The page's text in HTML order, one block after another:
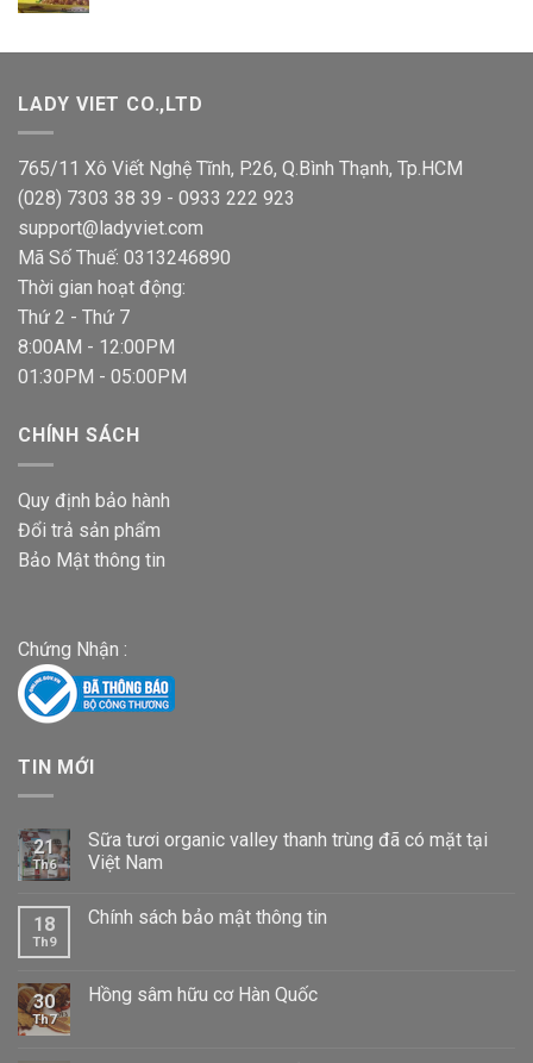
1,400,000 VND.
là:
LADY VIET CO.,LTD
765/11 Xô Viết Nghệ Tĩnh, P.26, Q.Bình Thạnh, Tp.HCM
(028) 7303 38 39 - 0933 222 923
support@ladyviet.com
Mã Số Thuế: 0313246890
Thời gian hoạt động:
Thứ 2 - Thứ 7
8:00AM - 12:00PM
01:30PM - 05:00PM
CHÍNH SÁCH
Quy định bảo hành
Đổi trả sản phẩm
Bảo Mật thông tin
Chứng Nhận :
TIN MỚI
21
Th6
Sữa tươi organic valley thanh trùng đã có mặt tại
Việt Nam
18
Th9
Chính sách bảo mật thông tin
30
Th7
Hồng sâm hữu cơ Hàn Quốc